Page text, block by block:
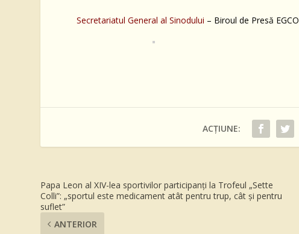
Secretariatul General al Sinodului – Biroul de Presă EGCO
ACȚIUNE:
Papa Leon al XIV-lea sportivilor participanți la Trofeul „Sette
Colli”: „sportul este medicament atât pentru trup, cât și pentru
suflet”
ANTERIOR